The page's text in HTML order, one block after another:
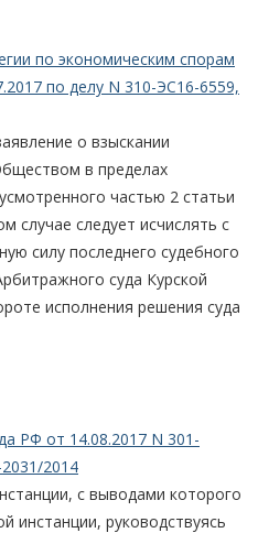
по экономическим спорам
по делу N 310-ЭС16-6559,
о взыскании
в пределах
частью 2 статьи
случае следует исчислять с
силу последнего судебного
суда Курской
исполнения решения суда
РФ от 14.08.2017 N 301-
2014
с выводами которого
инстанции, руководствуясь